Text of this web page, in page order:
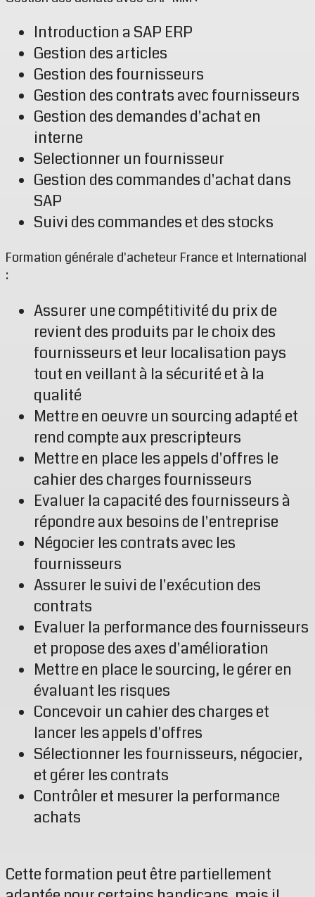
Introduction a SAP ERP
Gestion des articles
Gestion des fournisseurs
Gestion des contrats avec fournisseurs
Gestion des demandes d'achat en
interne
Selectionner un fournisseur
Gestion des commandes d'achat dans
SAP
Suivi des commandes et des stocks
Formation générale d'acheteur France et International
:
Assurer une compétitivité du prix de
revient des produits par le choix des
fournisseurs et leur localisation pays
tout en veillant à la sécurité et à la
qualité
Mettre en oeuvre un sourcing adapté et
rend compte aux prescripteurs
Mettre en place les appels d'offres le
cahier des charges fournisseurs
Evaluer la capacité des fournisseurs à
répondre aux besoins de l'entreprise
Négocier les contrats avec les
fournisseurs
Assurer le suivi de l'exécution des
contrats
Evaluer la performance des fournisseurs
et propose des axes d'amélioration
Mettre en place le sourcing, le gérer en
évaluant les risques
Concevoir un cahier des charges et
lancer les appels d'offres
Sélectionner les fournisseurs, négocier,
et gérer les contrats
Contrôler et mesurer la performance
achats
Cette formation peut être partiellement